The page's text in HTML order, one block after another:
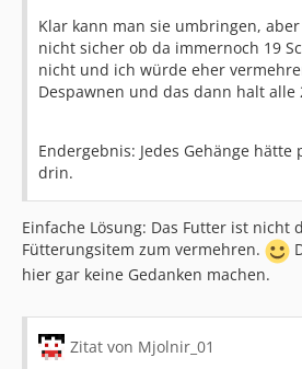
Klar kann man sie umbringen,
nicht sicher ob da immernoch 19
nicht und ich würde eher
Despawnen und das dann halt alle
Endergebnis: Jedes Gehänge hätte
drin.
Einfache Lösung: Das Futter ist nicht
Fütterungsitem zum vermehren.
hier gar keine Gedanken machen.
Zitat von Mjolnir_01